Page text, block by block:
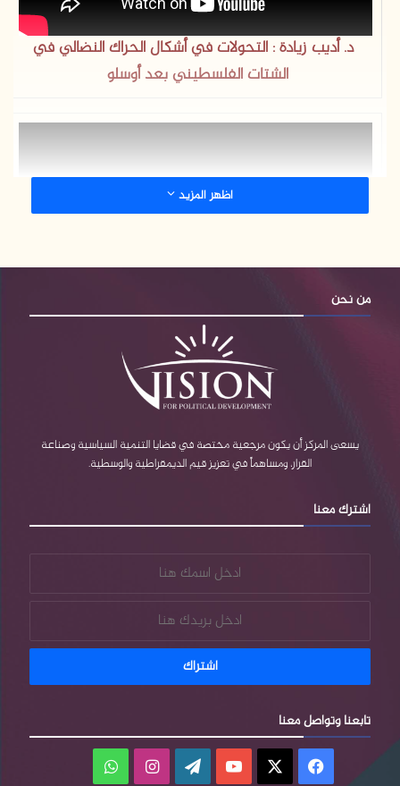
د. أديب زيادة : التحولات في أشكال الحراك النضالي في
الشتات الفلسطيني بعد أوسلو
د. أسعد غانم : الفلسطينيين في اسرائيل بين مرحلتين
تطور النضال الجماعي وانتكاسته، لماذا؟
أحمد أسعد: من الحركات الاجتماعية إلى اللاحركات
اظهر المزيد
من نحن
يسعى المركز أن يكون مرجعية مختصة في قضايا التنمية السياسية وصناعة
القرار، ومساهماً في تعزيز قيم الديمقراطية والوسطية.
اشترك معنا
تابعنا وتواصل معنا
فيسبوك ‫YouTube
‫WordPress
انستقرامواتساب